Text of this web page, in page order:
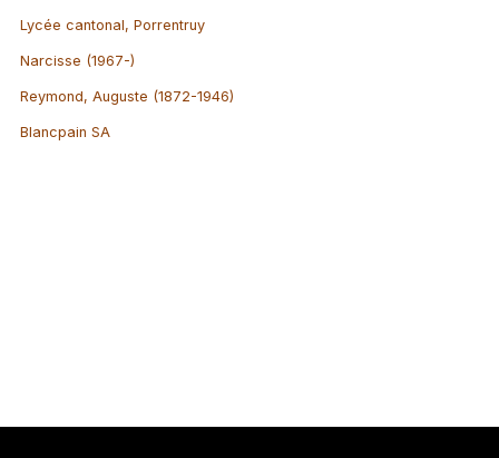
Lycée cantonal, Porrentruy
Narcisse (1967-)
Reymond, Auguste (1872-1946)
Blancpain SA